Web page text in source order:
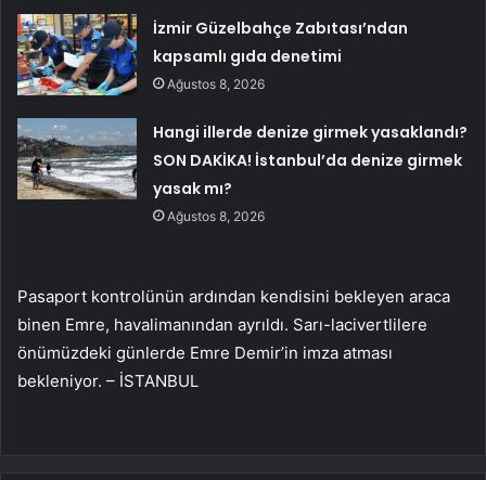
İzmir Güzelbahçe Zabıtası’ndan
kapsamlı gıda denetimi
Ağustos 8, 2026
Hangi illerde denize girmek yasaklandı?
SON DAKİKA! İstanbul’da denize girmek
yasak mı?
Ağustos 8, 2026
Pasaport kontrolünün ardından kendisini bekleyen araca
binen Emre, havalimanından ayrıldı. Sarı-lacivertlilere
önümüzdeki günlerde Emre Demir’in imza atması
bekleniyor. – İSTANBUL